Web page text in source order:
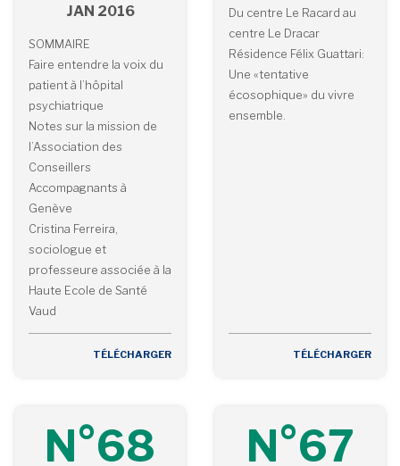
JAN 2016
SOMMAIRE
Faire entendre la voix du
patient à l’hôpital
psychiatrique
Notes sur la mission de
l’Association des
Conseillers
Accompagnants à
Genève
Cristina Ferreira,
sociologue et
professeure associée à la
Haute Ecole de Santé
Vaud
TÉLÉCHARGER
Du centre Le Racard au
centre Le Dracar
Résidence Félix Guattari:
Une «tentative
écosophique» du vivre
ensemble.
TÉLÉCHARGER
N°68 N°67